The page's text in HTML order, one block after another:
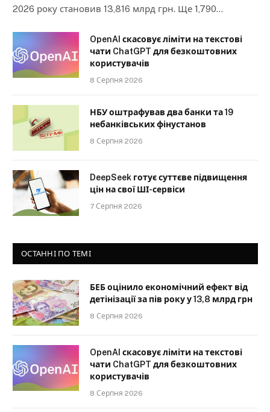
2026 року становив 13,816 млрд грн. Ще 1,790…
OpenAI скасовує ліміти на текстові
чати ChatGPT для безкоштовних
користувачів
8 Серпня 2026
НБУ оштрафував два банки та 19
небанківських фінустанов
8 Серпня 2026
DeepSeek готує суттєве підвищення
цін на свої ШІ-сервіси
7 Серпня 2026
ОСТАННІ ПО ТЕМІ
БЕБ оцінило економічний ефект від
детінізації за пів року у 13,8 млрд грн
8 Серпня 2026
OpenAI скасовує ліміти на текстові
чати ChatGPT для безкоштовних
користувачів
8 Серпня 2026